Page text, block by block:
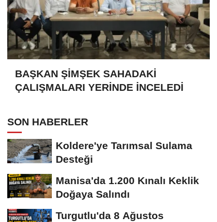
BAŞKAN ŞİMŞEK SAHADAKİ
ÇALIŞMALARI YERİNDE İNCELEDİ
SON HABERLER
Koldere'ye Tarımsal Sulama
Desteği
Manisa'da 1.200 Kınalı Keklik
Doğaya Salındı
Turgutlu'da 8 Ağustos